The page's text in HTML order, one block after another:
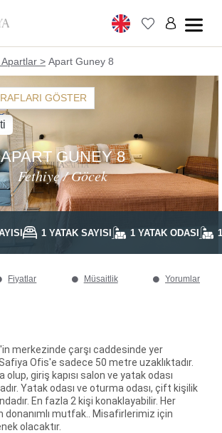
Apartlar > Apart Guney 8
APART GUNEY 8
Fethiye / Göcek
GÖSTER
1 YATAK SAYISI 1 YATAK ODASI
Fiyatlar Müsaitlik Yorumlar
merkezinde çarşı caddesinde yer
Ofis'e sadece 50 metre uzaklıktadır.
olup, giriş kapısı salon ve yatak odası
Yatak odası ve oturma odası, çift kişilik
En fazla 2 kişi konaklayabilir. Her
donanımlı mutfak.. Misafirlerimiz için
olacaktır.